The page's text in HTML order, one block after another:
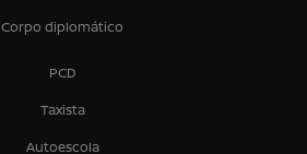
Corpo diplomático
PCD
Taxista
Autoescola